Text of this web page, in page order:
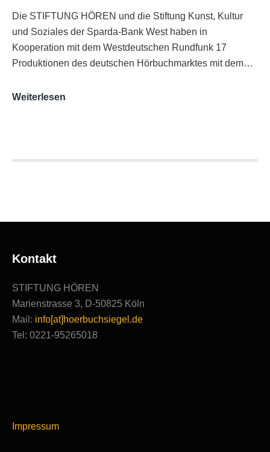
Die STIFTUNG HÖREN und die Stiftung Kunst, Kultur
und Soziales der Sparda-Bank West haben in
Kooperation mit dem Westdeutschen Rundfunk 17
Produktionen des deutschen Hörbuchmarktes mit dem…
Weiterlesen
Ausgezeichnete
Kontakt
STIFTUNG HÖREN
Marienstrasse 3, D-50825 Köln
Mail: info[at]hoerbuchsiegel.de
Tel: 0221-95265018
Impressum